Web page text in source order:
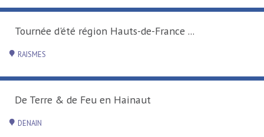
Tournée d'été région Hauts-de-France ...
RAISMES
De Terre & de Feu en Hainaut
DENAIN